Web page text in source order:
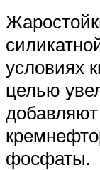
условиях
целью
фосфаты.